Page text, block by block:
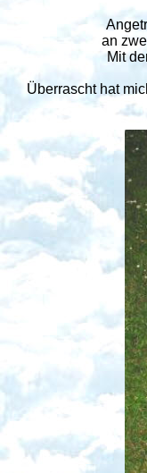
an
Mit
Überrascht hat